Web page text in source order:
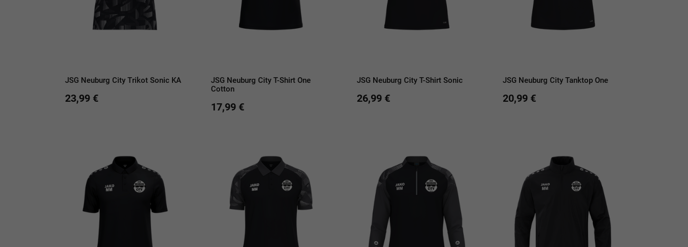
JSG Neuburg City Trikot Sonic KA
23,99 €
JSG Neuburg City T-Shirt One
Cotton
17,99 €
JSG Neuburg City T-Shirt Sonic
26,99 €
JSG Neuburg City Tanktop One
20,99 €